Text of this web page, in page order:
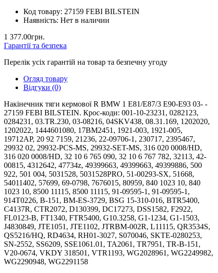
Код товару: 27159 FEBI BILSTEIN
Наявність: Нет в наличии
1 377.00грн.
Гарантії та безпека
Перелік усіх гарантій на товар та безпечну угоду
Огляд товару
Відгуки (0)
Накінечник тяги кермової R BMW 1 Е81/E87/3 E90-E93 03- -
27159 FEBI BILSTEIN. Крос-коди: 001-10-23231, 0282123,
0284231, 03.TR.230, 03-08216, 04SKV438, 08.31.169, 1202020,
1202022, 1444601080, 17BM2451, 1921-003, 1921-005,
19712AP, 20 92 7159, 21236, 22-09706-1, 230717, 2395467,
29932 02, 29932-PCS-MS, 29932-SET-MS, 316 020 0008/HD,
316 020 0008/HD, 32 10 6 765 090, 32 10 6 767 782, 32113, 42-
00815, 4312642, 47734z, 49399663, 49399663, 49399886, 500
922, 501 004, 5031528, 5031528PRO, 51-00293-SX, 51668,
54011402, 57699, 69-0798, 7676015, 80959, 840 1023 10, 840
1023 10, 8500 11115, 8500 11115, 91-09595-1, 91-09595-1,
914T0226, B-151, BM-ES-3729, BSG 15-310-016, BTR5400,
C4137R, CTR2072, D130399, DC17273, DSS1582, F2922,
FL0123-B, FT1340, FTR5400, G10.3258, G1-1234, G1-1503,
J4830849, JTE1051, JTE1102, JTRBM-002R, L11115, QR3534S,
QS5216/HQ, RD4634, RH01-3027, S070046, SKTE-0280253,
SN-2552, SS6209, SSE1061.01, TA2061, TR7951, TR-B-151,
V20-0674, VKDY 318501, VTR1193, WG2028961, WG2249982,
WG2290948, WG2291158